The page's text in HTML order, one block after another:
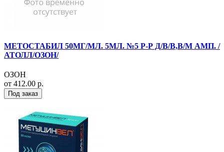
МЕТОСТАБИЛ 50МГ/МЛ. 5МЛ. №5 Р-Р Д/В/В,В/М АМП. /
АТОЛЛ/ОЗОН/
ОЗОН
от 412.00 р.
Под заказ